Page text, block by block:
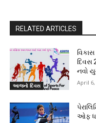
RELATED ARTICLES
આજનો દિવસ
દિવસ
નવો
April 6,
ઓફ ધ